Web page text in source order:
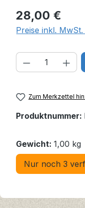
Regulärer Preis:
28,00 €
Preise inkl.
Produkt
Zum Merkzettel
Produktnummer:
Gewicht: 1,00 kg
Nur noch 3